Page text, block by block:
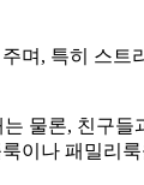
며, 특히 스트
물론, 친구들
이나 패밀리룩